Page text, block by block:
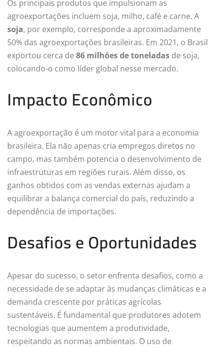
Os principais produtos que impulsionam as
agroexportações incluem soja, milho, café e carne. A
soja, por exemplo, corresponde a aproximadamente
50% das agroexportações brasileiras. Em 2021, o Brasil
exportou cerca de 86 milhões de toneladas de soja,
colocando-o como líder global nesse mercado.
Impacto Econômico
A agroexportação é um motor vital para a economia
brasileira. Ela não apenas cria empregos diretos no
campo, mas também potencia o desenvolvimento de
infraestruturas em regiões rurais. Além disso, os
ganhos obtidos com as vendas externas ajudam a
equilibrar a balança comercial do país, reduzindo a
dependência de importações.
Desafios e Oportunidades
Apesar do sucesso, o setor enfrenta desafios, como a
necessidade de se adaptar às mudanças climáticas e a
demanda crescente por práticas agrícolas
sustentáveis. É fundamental que produtores adotem
tecnologias que aumentem a produtividade,
respeitando as normas ambientais. O uso de